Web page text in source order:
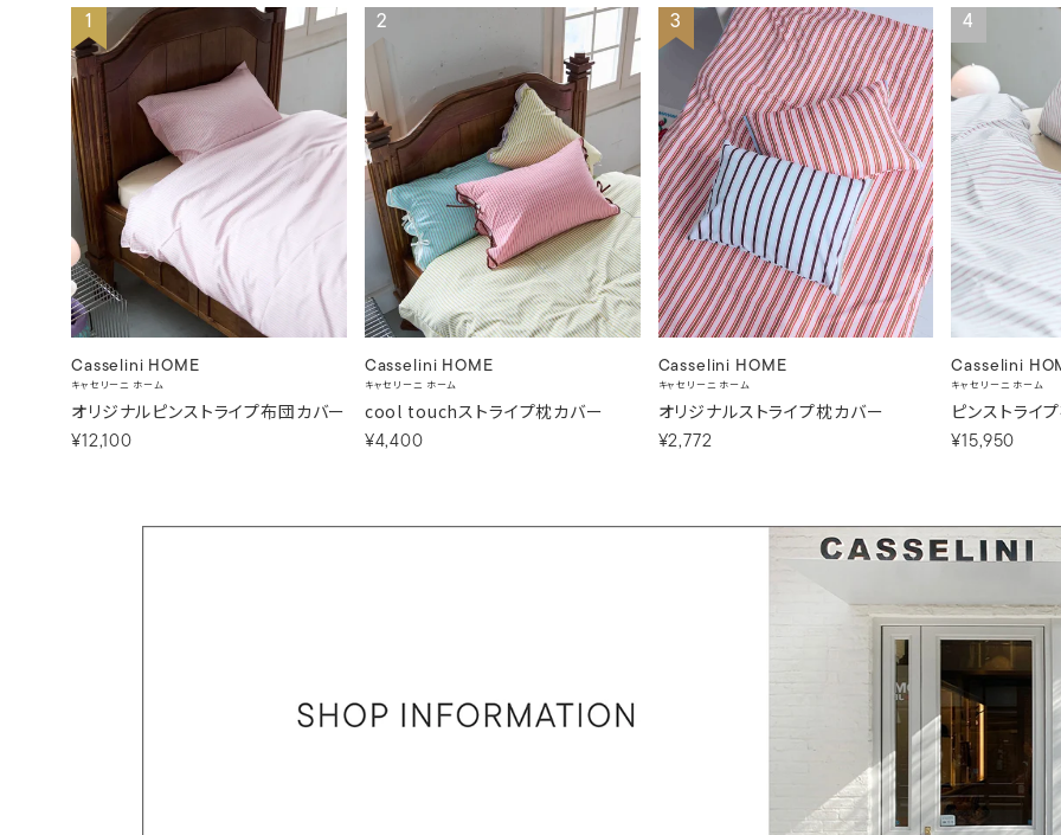
1
Casselini HOME
キャセリーニ ホーム
オリジナルピンストライプ布団カバー
¥12,100
2
Casselini HOME
キャセリーニ ホーム
cool touchストライプ枕カバー
¥4,400
3
Casselini HOME
キャセリーニ ホーム
オリジナルストライプ枕カバー
¥2,772
4
Casselini
キャセリーニ ホーム
ピンストライ
¥15,950